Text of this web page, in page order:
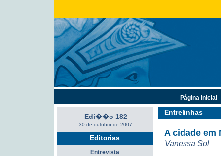
Entrelinhas
A cidade em
Vanessa Sol
Edi��o 182
30 de outubro de 2007
Editorias
Entrevista
Página Inicial